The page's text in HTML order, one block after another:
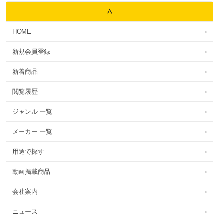
HOME ›
新規会員登録 ›
新着商品 ›
閲覧履歴 ›
ジャンル 一覧 ›
メーカー 一覧 ›
用途で探す ›
動画掲載商品 ›
会社案内 ›
ニュース ›